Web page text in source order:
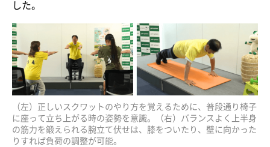
した。
（左）正しいスクワットのやり方を覚えるために、普段通り椅子
に座って立ち上がる時の姿勢を意識。（右）バランスよく上半身
の筋力を鍛えられる腕立て伏せは、膝をついたり、壁に向かった
りすれば負荷の調整が可能。